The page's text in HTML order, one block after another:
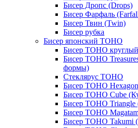
Бисер Дропс (Drops)
Бисер Фарфаль
Бисер Твин (Twin)
Бисер рубка
Бисер японский TOHO
Бисер TOHO круглый
Бисер TOHO
формы)
Стеклярус TOHO
Бисер TOHO
Бисер TOHO Cube
Бисер TOHO Triangle
Бисер TOHO
Бисер TOHO Takumi